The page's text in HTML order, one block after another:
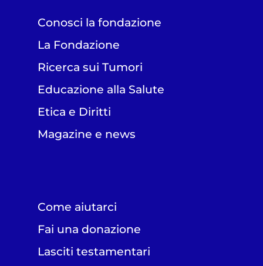
Conosci la fondazione
La Fondazione
Ricerca sui Tumori
Educazione alla Salute
Etica e Diritti
Magazine e news
Come aiutarci
Fai una donazione
Lasciti testamentari